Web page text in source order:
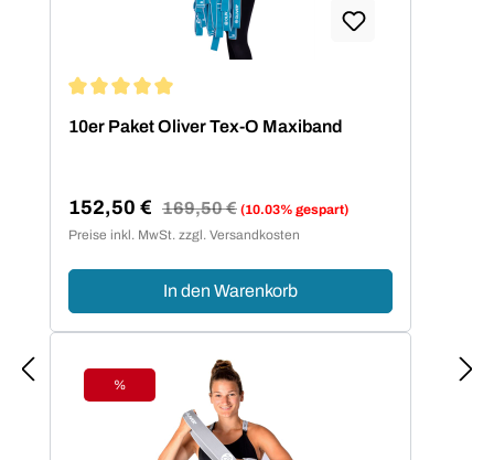
10er Paket Oliver Tex-O Maxiband
Verkaufspreis:
152,50 € Regulärer Preis:
169,50 € (10.03% gespart)
Preise inkl. MwSt. zzgl. Versandkosten
In den Warenkorb
Rabatt
%